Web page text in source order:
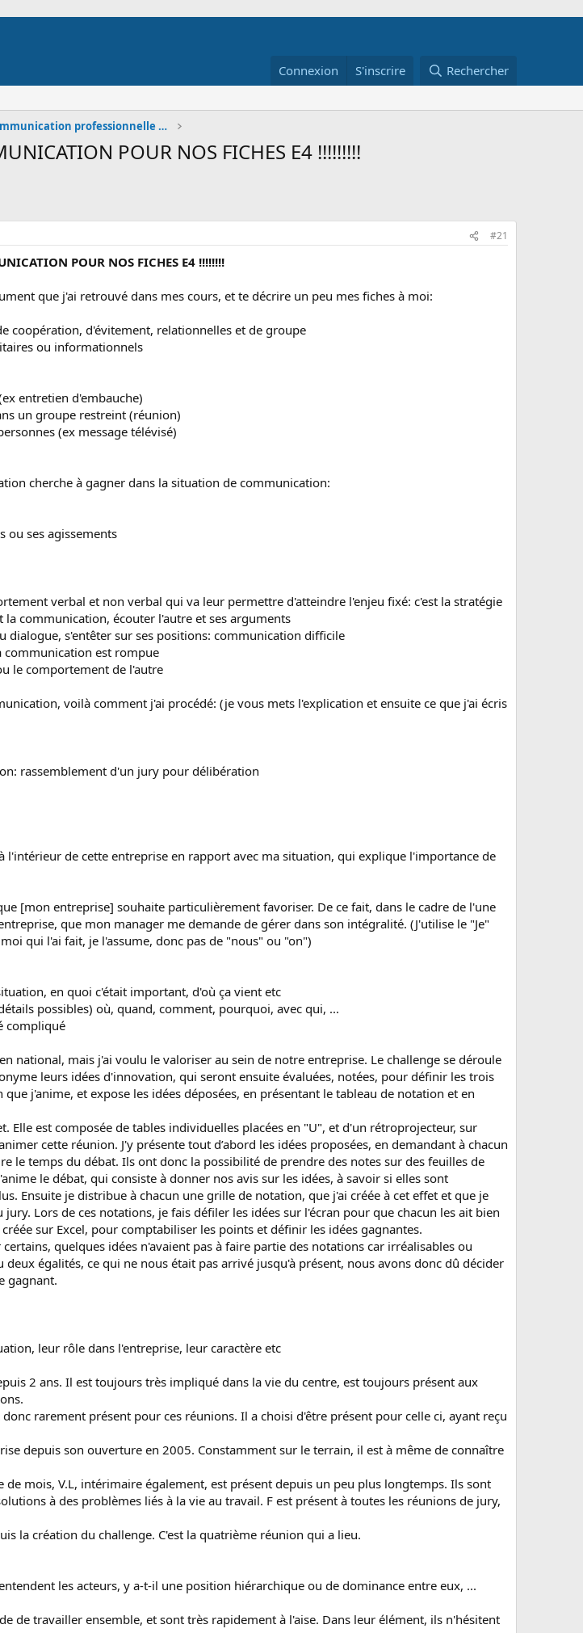
Connexion S'inscrire Rechercher
BTS AM – Communication professionnelle plurilingue
POUR NOS FICHES E4 !!!!!!!!!
#21
POUR NOS FICHES E4 !!!!!!!!
que j'ai retrouvé dans mes cours, et te décrire un peu mes fiches à moi:
coopération, d'évitement, relationnelles et de groupe
ou informationnels
entretien d'embauche)
un groupe restreint (réunion)
(ex message télévisé)
cherche à gagner dans la situation de communication:
ou ses agissements
verbal et non verbal qui va leur permettre d'atteindre l'enjeu fixé: c'est la stratégie
communication, écouter l'autre et ses arguments
dialogue, s'entêter sur ses positions: communication difficile
communication est rompue
le comportement de l'autre
voilà comment j'ai procédé: (je vous mets l'explication et ensuite ce que j'ai écris
rassemblement d'un jury pour délibération
l'intérieur de cette entreprise en rapport avec ma situation, qui explique l'importance de
[mon entreprise] souhaite particulièrement favoriser. De ce fait, dans le cadre de l'une
que mon manager me demande de gérer dans son intégralité. (J'utilise le "Je"
qui l'ai fait, je l'assume, donc pas de "nous" ou "on")
en quoi c'était important, d'où ça vient etc
possibles) où, quand, comment, pourquoi, avec qui, ...
compliqué
national, mais j'ai voulu le valoriser au sein de notre entreprise. Le challenge se déroule
leurs idées d'innovation, qui seront ensuite évaluées, notées, pour définir les trois
j'anime, et expose les idées déposées, en présentant le tableau de notation et en
Elle est composée de tables individuelles placées en "U", et d'un rétroprojecteur, sur
cette réunion. J'y présente tout d’abord les idées proposées, en demandant à chacun
le temps du débat. Ils ont donc la possibilité de prendre des notes sur des feuilles de
le débat, qui consiste à donner nos avis sur les idées, à savoir si elles sont
Ensuite je distribue à chacun une grille de notation, que j'ai créée à cet effet et que je
Lors de ces notations, je fais défiler les idées sur l'écran pour que chacun les ait bien
sur Excel, pour comptabiliser les points et définir les idées gagnantes.
quelques idées n'avaient pas à faire partie des notations car irréalisables ou
égalités, ce qui ne nous était pas arrivé jusqu'à présent, nous avons donc dû décider
gagnant.
leur rôle dans l'entreprise, leur caractère etc
2 ans. Il est toujours très impliqué dans la vie du centre, est toujours présent aux
rarement présent pour ces réunions. Il a choisi d'être présent pour celle ci, ayant reçu
depuis son ouverture en 2005. Constamment sur le terrain, il est à même de connaître
mois, V.L, intérimaire également, est présent depuis un peu plus longtemps. Ils sont
à des problèmes liés à la vie au travail. F est présent à toutes les réunions de jury,
la création du challenge. C'est la quatrième réunion qui a lieu.
les acteurs, y a-t-il une position hiérarchique ou de dominance entre eux, ...
de travailler ensemble, et sont très rapidement à l'aise. Dans leur élément, ils n'hésitent